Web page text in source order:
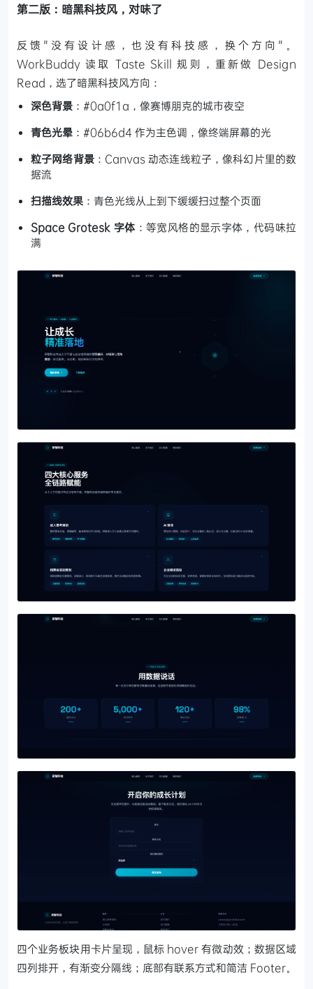
第二版：暗黑科技风，对味了
反馈"没有设计感，也没有科技感，换个方向"。
WorkBuddy 读取 Taste Skill 规则，重新做 Design
Read，选了暗黑科技风方向：
深色背景 ：#0a0f1a，像赛博朋克的城市夜空
青色光晕 ：#06b6d4 作为主色调，像终端屏幕的光
粒子网络背景：Canvas 动态连线粒子，像科幻片里的数
据流
扫描线效果 ：青色光线从上到下缓缓扫过整个页面
Space Grotesk 字体：等宽风格的显示字体，代码味拉
满
四个业务板块用卡片呈现，鼠标 hover 有微动效；数据区域
四列排开，有渐变分隔线；底部有联系方式和简洁 Footer。